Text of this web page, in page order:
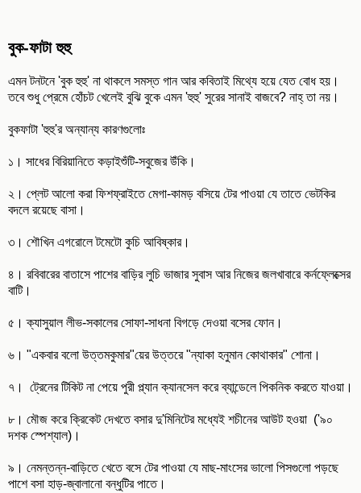
বুক-ফাটা হুহু
এমন টনটনে 'বুক হুহু' না থাকলে সমস্ত গান আর কবিতাই মিথ্যে হয়ে যেত বোধ হয়।
তবে শুধু প্রেমে হোঁচট খেলেই বুঝি বুকে এমন 'হুহু' সুরের সানাই বাজবে? নাহ্ তা নয়।
বুকফাটা 'হুহু'র অন্যান্য কারণগুলোঃ
১। সাধের বিরিয়ানিতে কড়াইশুঁটি-সবুজের উঁকি।
২। প্লেট আলো করা ফিশফ্রাইতে মেগা-কামড় বসিয়ে টের পাওয়া যে তাতে ভেটকির
বদলে রয়েছে বাসা।
৩। শৌখিন এগরোলে টমেটো কুচি আবিষ্কার।
৪। রবিবারের বাতাসে পাশের বাড়ির লুচি ভাজার সুবাস আর নিজের জলখাবারে কর্নফ্লেক্সের
বাটি।
৫। ক্যাসুয়াল লীভ-সকালের সোফা-সাধনা বিগড়ে দেওয়া বসের ফোন।
৬। "একবার বলো উত্তমকুমার"য়ের উত্তরে "ন্যাকা হনুমান কোথাকার" শোনা।
৭। ট্রেনের টিকিট না পেয়ে পুরী প্ল্যান ক্যানসেল করে ব্যান্ডেলে পিকনিক করতে যাওয়া।
৮। মৌজ করে ক্রিকেট দেখতে বসার দু'মিনিটের মধ্যেই শচীনের আউট হওয়া ('৯০
দশক স্পেশ্যাল)।
৯। নেমন্তন্ন-বাড়িতে খেতে বসে টের পাওয়া যে মাছ-মাংসের ভালো পিসগুলো পড়ছে
পাশে বসা হাড়-জ্বালানো বন্ধুটির পাতে।